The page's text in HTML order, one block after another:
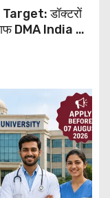
डॉक्टरों
DMA India का